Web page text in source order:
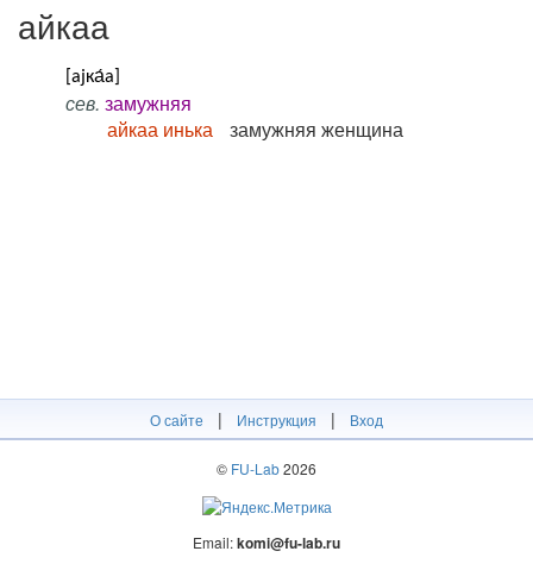
айкаа
[ајка́а]
сев. замужняя
айкаа инька
замужняя женщина
О сайте | Инструкция | Вход
© FU-Lab2026
Email:komi@fu-lab.ru